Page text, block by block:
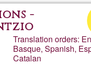
-
Translation orders:
Basque, Spanish,
Catalan